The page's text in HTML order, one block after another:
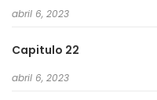
abril 6, 2023
Capitulo 22
abril 6, 2023